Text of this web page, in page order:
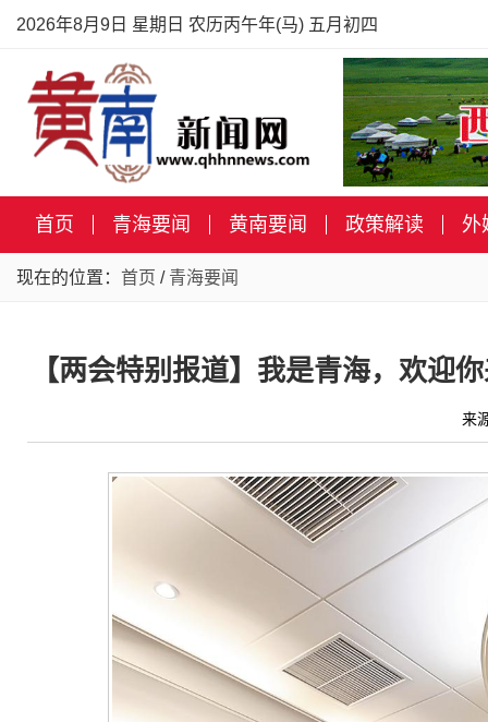
2026年8月9日 星期日 农历丙午年(马) 五月初四
首页 青海要闻 黄南要闻 政策解读 外
现在的位置： 首页 / 青海要闻
【两会特别报道】我是青海，欢
来